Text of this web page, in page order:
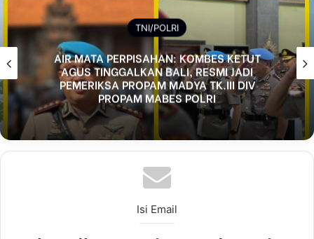
TNI/POLRI
AIR MATA PERPISAHAN: KOMBES KETUT
AGUS TINGGALKAN BALI, RESMI JADI
PEMERIKSA PROPAM MADYA TK.III DIV
PROPAM MABES POLRI
Isi Email